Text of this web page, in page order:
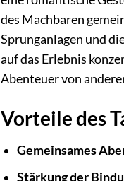
des Machbaren
Sprunganlagen und
auf das Erlebnis
Abenteuer von
Vorteile des
Gemeinsames
Stärkung der